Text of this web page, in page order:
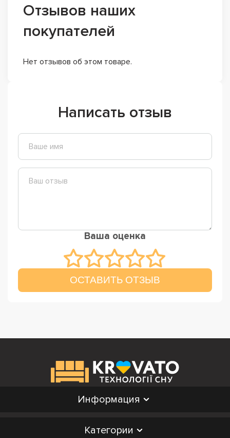
Отзывов наших
покупателей
Нет отзывов об этом товаре.
Написать отзыв
Ваша оценка
ОСТАВИТЬ ОТЗЫВ
Информация
Категории